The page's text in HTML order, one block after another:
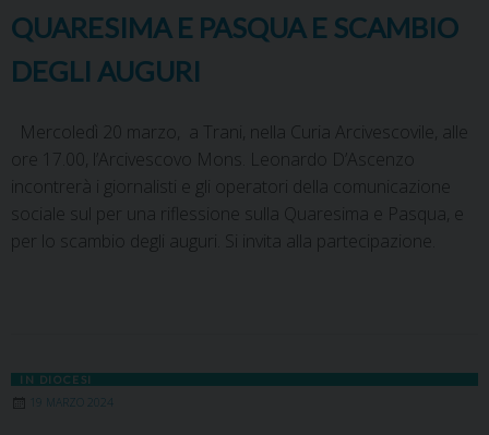
QUARESIMA E PASQUA E SCAMBIO
DEGLI AUGURI
Mercoledì 20 marzo, a Trani, nella Curia Arcivescovile, alle
ore 17.00, l’Arcivescovo Mons. Leonardo D’Ascenzo
incontrerà i giornalisti e gli operatori della comunicazione
sociale sul per una riflessione sulla Quaresima e Pasqua, e
per lo scambio degli auguri. Si invita alla partecipazione.
IN DIOCESI
19 MARZO 2024